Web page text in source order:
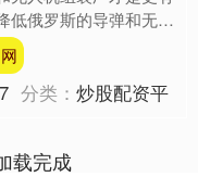
低俄罗斯的导弹和无人
久必失，随着俄罗斯的
加（导弹....
分类：炒股配资平
载完成